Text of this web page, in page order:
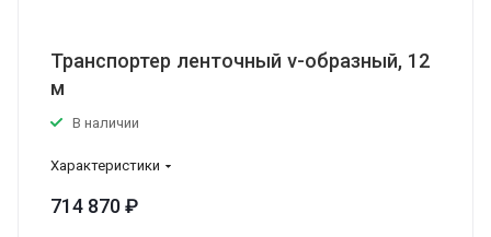
Транспортер ленточный v-образный, 12
м
В наличии
Характеристики
714 870 ₽